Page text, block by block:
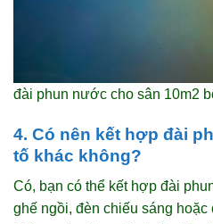
đài phun nước cho sân 10m2
4. Có nên kết hợp đài
tố khác không?
Có, bạn có thể kết hợp đài
ghế ngồi, đèn chiếu sáng hoặc